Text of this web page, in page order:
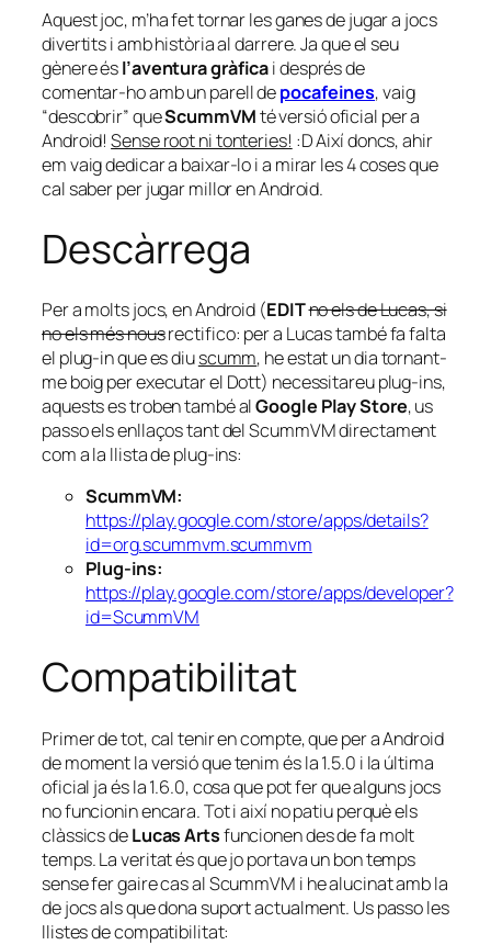
Aquest joc, m’ha fet tornar les ganes de jugar a jocs
divertits i amb història al darrere. Ja que el seu
gènere ésl’aventura gràficai després de
comentar-ho amb un parell depocafeines, vaig
“descobrir” queScummVMté versió oficial per a
Android!Sense root ni tonteries! :D Així doncs, ahir
em vaig dedicar a baixar-lo i a mirar les 4 coses que
cal saber per jugar millor en Android.
Descàrrega
Per a molts jocs, en Android (EDITno els de Lucas, si
no els més nousrectifico: per a Lucas també fa falta
el plug-in que es diuscumm, he estat un dia tornant-
me boig per executar el Dott) necessitareu plug-ins,
aquests es troben també alGoogle Play Store, us
passo els enllaços tant del ScummVM directament
com a la llista de plug-ins:
ScummVM:
https://play.google.com/store/apps/details?
id=org.scummvm.scummvm
Plug-ins:
https://play.google.com/store/apps/developer?
id=ScummVM
Compatibilitat
Primer de tot, cal tenir en compte, que per a Android
de moment la versió que tenim és la 1.5.0 i la última
oficial ja és la 1.6.0, cosa que pot fer que alguns jocs
no funcionin encara. Tot i així no patiu perquè els
clàssics deLucas Artsfuncionen des de fa molt
temps. La veritat és que jo portava un bon temps
sense fer gaire cas al ScummVM i he alucinat amb la
de jocs als que dona suport actualment. Us passo les
llistes de compatibilitat: